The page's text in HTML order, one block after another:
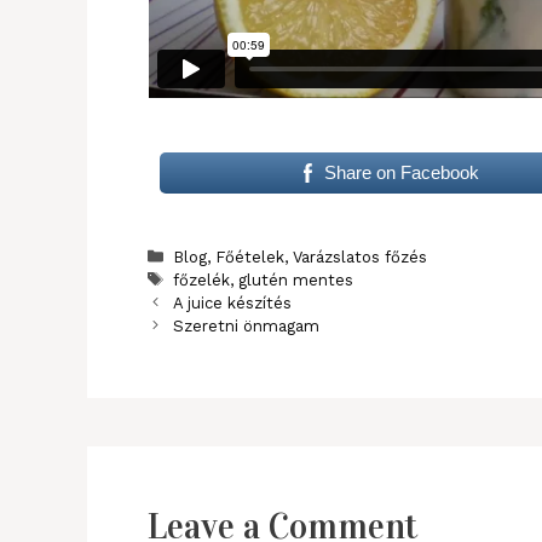
Share on Facebook
Categories
Blog, Főételek, Varázslatos főzés
Tags
főzelék, glutén mentes
A juice készítés
Szeretni önmagam
Leave a Comment